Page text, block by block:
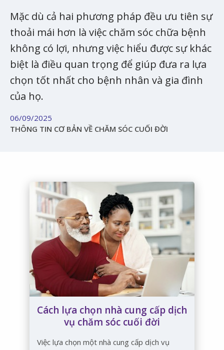
Mặc dù cả hai phương pháp đều ưu tiên sự
thoải mái hơn là việc chăm sóc chữa bệnh
không có lợi, nhưng việc hiểu được sự khác
biệt là điều quan trọng để giúp đưa ra lựa
chọn tốt nhất cho bệnh nhân và gia đình
của họ.
06/09/2025
THÔNG TIN CƠ BẢN VỀ CHĂM SÓC CUỐI ĐỜI
Cách lựa chọn nhà cung cấp dịch
vụ chăm sóc cuối đời
Việc lựa chọn một nhà cung cấp dịch vụ